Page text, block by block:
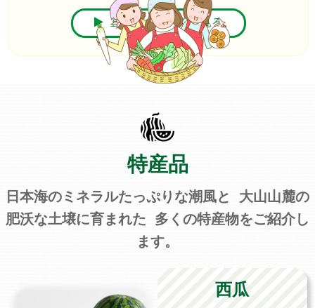
直売所を詳しくを見る
特産品
日本海のミネラルたっぷりな潮風と 大山山麓の
肥沃な土壌に育まれた 多くの特産物をご紹介し
ます。
西瓜